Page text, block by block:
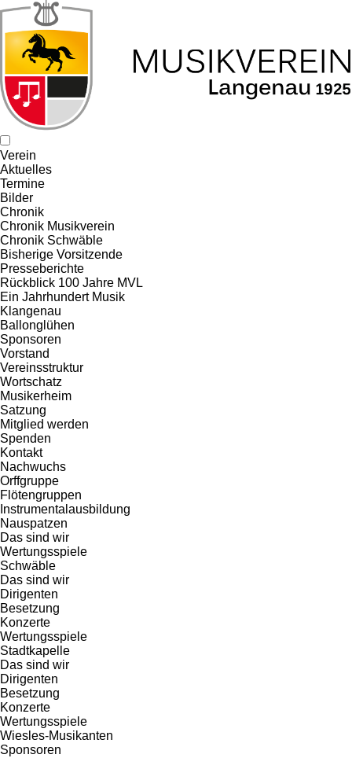
Verein
Aktuelles
Termine
Bilder
Chronik
Chronik Musikverein
Chronik Schwäble
Bisherige Vorsitzende
Presseberichte
Rückblick 100 Jahre MVL
Ein Jahrhundert Musik
Klangenau
Ballonglühen
Sponsoren
Vorstand
Vereinsstruktur
Wortschatz
Musikerheim
Satzung
Mitglied werden
Spenden
Kontakt
Nachwuchs
Orffgruppe
Flötengruppen
Instrumentalausbildung
Nauspatzen
Das sind wir
Wertungsspiele
Schwäble
Das sind wir
Dirigenten
Besetzung
Konzerte
Wertungsspiele
Stadtkapelle
Das sind wir
Dirigenten
Besetzung
Konzerte
Wertungsspiele
Wiesles-Musikanten
Sponsoren